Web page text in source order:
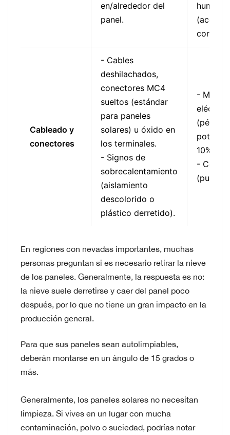
en/alrededor del
panel.
(acelera
Cableado y
conectores
- Cables
deshilachados,
conectores MC4
sueltos (estándar
para paneles
solares) u óxido en
los terminales.
- Signos de
sobrecalentamiento
(aislamiento
descolorido o
plástico derretido).
- Mal
eléctrico
10%).
-
(pueden
En regiones con nevadas importantes, muchas
personas preguntan si es necesario retirar la nieve
de los paneles. Generalmente, la respuesta es no:
la nieve suele derretirse y caer del panel poco
después, por lo que no tiene un gran impacto en la
producción general.
Para que sus paneles sean autolimpiables,
deberán montarse en un ángulo de 15 grados o
más.
Generalmente, los paneles solares no necesitan
limpieza. Si vives en un lugar con mucha
contaminación, polvo o suciedad, podrías notar